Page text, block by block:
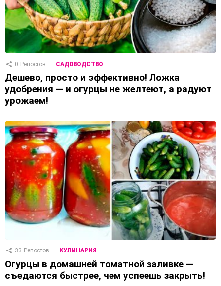
0 Репостов САДОВОДСТВО
Дешево, просто и эффективно! Ложка
удобрения — и огурцы не желтеют, а радуют
урожаем!
33 Репостов КУЛИНАРИЯ
Огурцы в домашней томатной заливке —
съедаются быстрее, чем успеешь закрыть!